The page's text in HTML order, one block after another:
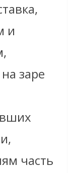
и
заре
часть